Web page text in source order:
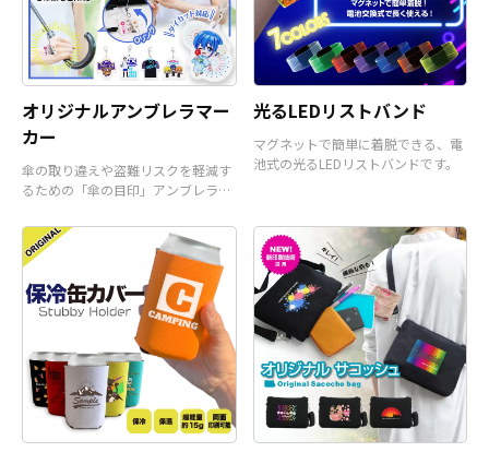
オリジナルアンブレラマー
カー
傘の取り違えや盗難リスクを軽減す
るための「傘の目印」アンブレラマ
光るLEDリストバンド
マグネットで簡単に着脱できる、電
池式の光るLEDリストバンドです。